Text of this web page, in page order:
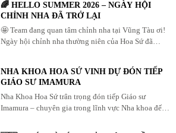
🌈 HELLO SUMMER 2026 – NGÀY HỘI
CHỈNH NHA ĐÃ TRỞ LẠI
🤩 Team đang quan tâm chỉnh nha tại Vũng Tàu ơi!
Ngày hội chỉnh nha thường niên của Hoa Sứ đã
NHA KHOA HOA SỨ VINH DỰ ĐÓN TIẾP
GIÁO SƯ IMAMURA
Nha Khoa Hoa Sứ trân trọng đón tiếp Giáo sư
Imamura – chuyên gia trong lĩnh vực Nha khoa đến